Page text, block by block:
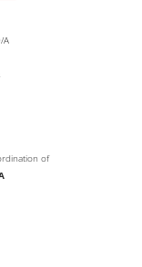
A
of